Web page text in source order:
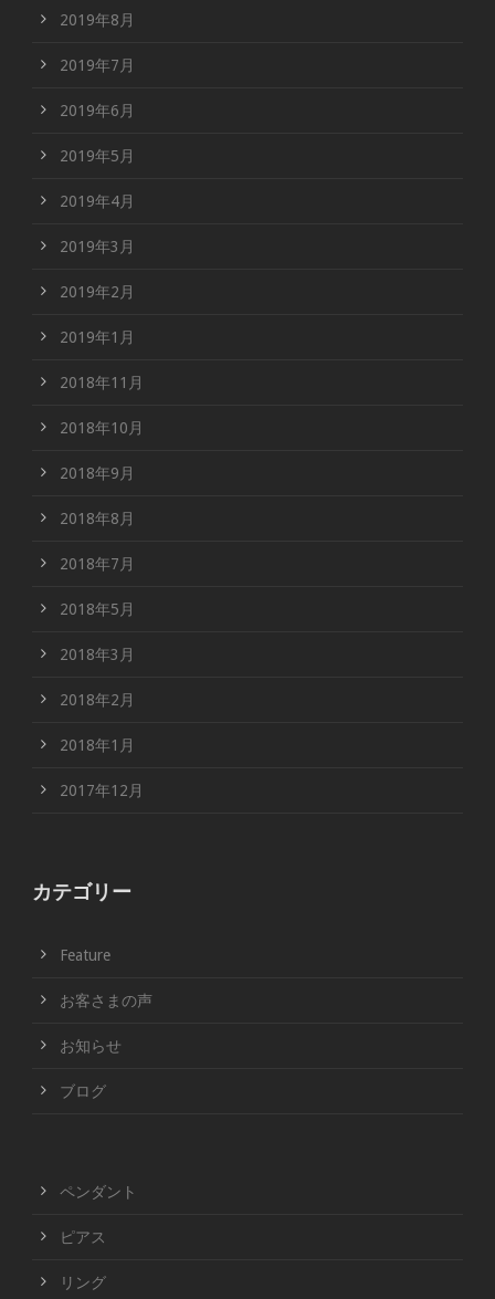
2019年8月
2019年7月
2019年6月
2019年5月
2019年4月
2019年3月
2019年2月
2019年1月
2018年11月
2018年10月
2018年9月
2018年8月
2018年7月
2018年5月
2018年3月
2018年2月
2018年1月
2017年12月
カテゴリー
Feature
お客さまの声
お知らせ
ブログ
ペンダント
ピアス
リング